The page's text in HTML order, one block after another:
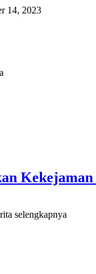
14, 2023
Kekejaman
selengkapnya